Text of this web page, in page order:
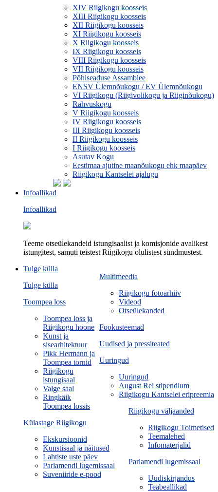
XIV Riigikogu koosseis
XIII Riigikogu koosseis
XII Riigikogu koosseis
XI Riigikogu koosseis
X Riigikogu koosseis
IX Riigikogu koosseis
VIII Riigikogu koosseis
VII Riigikogu koosseis
Põhiseaduse Assamblee
ENSV Ülemnõukogu / EV Ülemnõukogu
VI Riigikogu (Riigivolikogu ja Riiginõukogu)
Rahvuskogu
V Riigikogu koosseis
IV Riigikogu koosseis
III Riigikogu koosseis
II Riigikogu koosseis
I Riigikogu koosseis
Asutav Kogu
Eestimaa ajutine maanõukogu ehk maapäev
Riigikogu Kantselei ajalugu
Infoallikad
Infoallikad
Teeme otseülekandeid istungisaalist ja komisjonide avalikest
istungitest, samuti teistest Riigikogu olulistest sündmustest.
Multimeedia
Riigikogu fotoarhiiv
Videod
Otseülekanded
Fookusteemad
Uudised ja pressiteated
Uuringud
Uuringud
August Rei stipendium
Riigikogu Kantselei eripreemia
Riigikogu väljaanded
Riigikogu Toimetised
Teemalehed
Infomaterjalid
Parlamendi lugemissaal
Uudiskirjandus
Teabeallikad
Tulge külla
Tulge külla
Toompea loss
Toompea loss ja
Riigikogu hoone
Kunst ja
sisearhitektuur
Pikk Hermann ja
Toompea tornid
Riigikogu
istungisaal
Valge saal
Ringkäik
Toompea lossis
Külastage Riigikogu
Ekskursioonid
Kunstisaal ja näitused
Lahtiste uste päev
Parlamendi lugemissaal
Suveniiride e-pood